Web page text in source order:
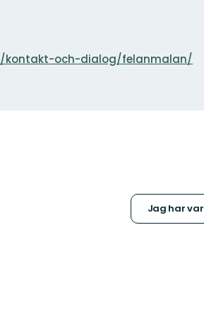
kontakt-och-dialog/felanmalan/
Jag har